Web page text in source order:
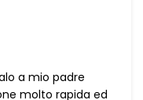
a mio padre
molto rapida ed